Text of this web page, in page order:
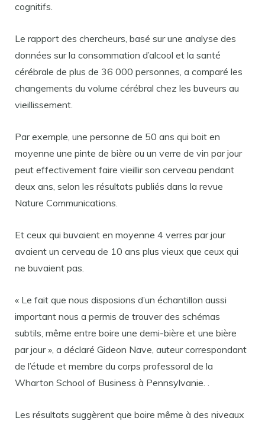
cognitifs.
Le rapport des chercheurs, basé sur une analyse des
données sur la consommation d’alcool et la santé
cérébrale de plus de 36 000 personnes, a comparé les
changements du volume cérébral chez les buveurs au
vieillissement.
Par exemple, une personne de 50 ans qui boit en
moyenne une pinte de bière ou un verre de vin par jour
peut effectivement faire vieillir son cerveau pendant
deux ans, selon les résultats publiés dans la revue
Nature Communications.
Et ceux qui buvaient en moyenne 4 verres par jour
avaient un cerveau de 10 ans plus vieux que ceux qui
ne buvaient pas.
« Le fait que nous disposions d’un échantillon aussi
important nous a permis de trouver des schémas
subtils, même entre boire une demi-bière et une bière
par jour », a déclaré Gideon Nave, auteur correspondant
de l’étude et membre du corps professoral de la
Wharton School of Business à Pennsylvanie. .
Les résultats suggèrent que boire même à des niveaux